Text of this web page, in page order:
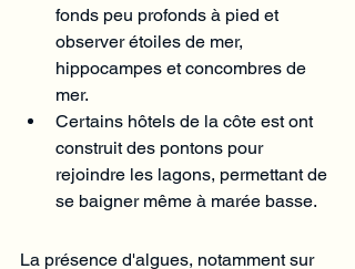
fonds peu profonds à pied et
observer étoiles de mer,
hippocampes et concombres de
mer.
Certains hôtels de la côte est ont
construit des pontons pour
rejoindre les lagons, permettant de
se baigner même à marée basse.
La présence d'algues, notamment sur